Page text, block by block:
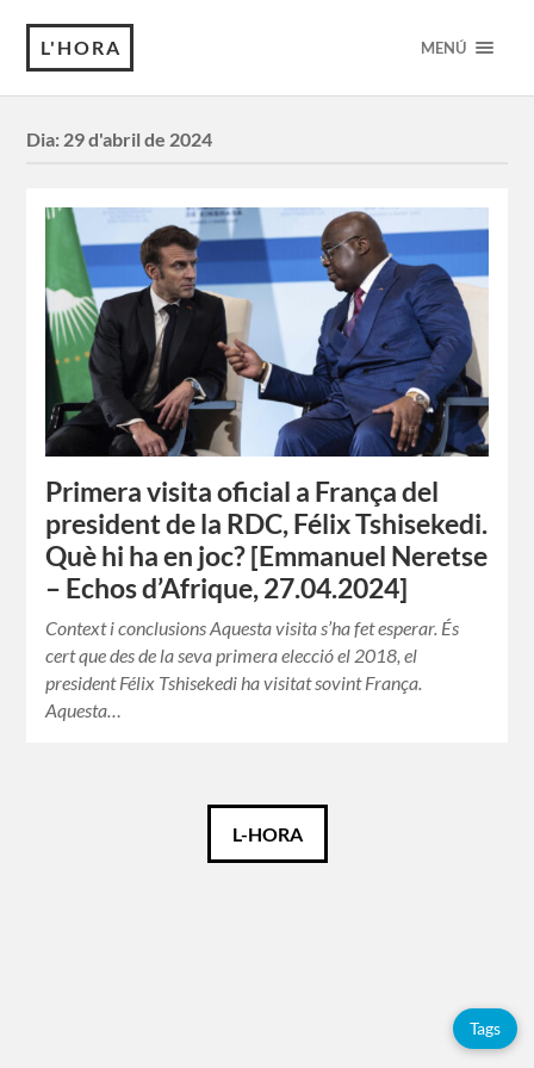
L'HORA MENÚ
Dia: 29 d'abril de 2024
Primera visita oficial a França del
president de la RDC, Félix Tshisekedi.
Què hi ha en joc? [Emmanuel Neretse
– Echos d’Afrique, 27.04.2024]
Context i conclusions Aquesta visita s’ha fet esperar. És
cert que des de la seva primera elecció el 2018, el
president Félix Tshisekedi ha visitat sovint França.
Aquesta…
L-HORA
Tags